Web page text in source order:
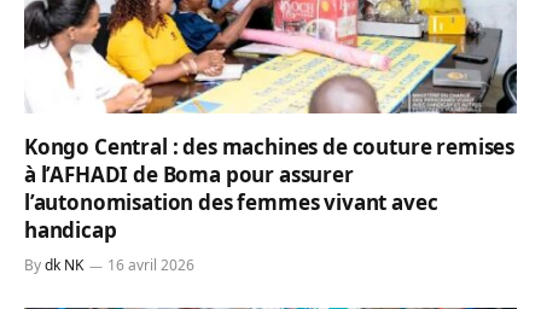
Kongo Central : des machines de couture remises
à l’AFHADI de Boma pour assurer
l’autonomisation des femmes vivant avec
handicap
Bydk NK 16 avril 2026